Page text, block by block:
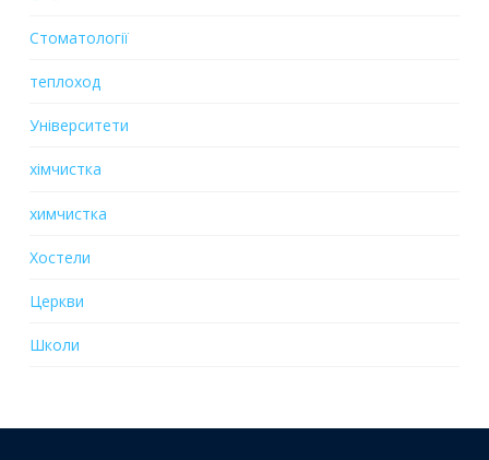
Стоматології
теплоход
Університети
хiмчистка
химчистка
Хостели
Церкви
Школи